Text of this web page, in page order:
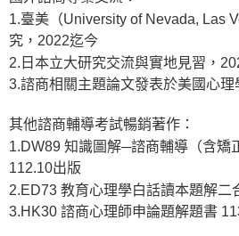
1.臺美（University of Nevada, Las
究，2022迄今
2.日本立大研究交流與實地見習，
3.諮商相關主題論文發表於美國心
其他諮商輔導考試暢銷著作：
1.DW89 知識圖解─諮商輔導（含矯
112.10出版
2.ED73 教育心理學白話讀本題解二
3.HK30 諮商心理師申論題解題書